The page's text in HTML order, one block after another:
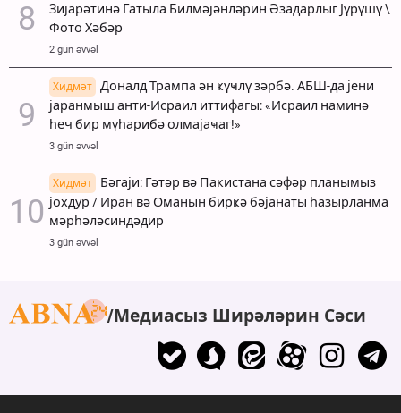
Зијарәтинә Гатыла Билмәјәнләрин Әзадарлыг Јүрүшү \
Фото Хәбәр
2 gün əvvəl
Хидмәт
Доналд Трампа ән ҝүҹлү зәрбә. АБШ-да јени
јаранмыш анти-Исраил иттифагы: «Исраил наминә
һеч бир мүһарибә олмајаҹаг!»
3 gün əvvəl
Хидмәт
Бәгаји: Гәтәр вә Пакистана сәфәр планымыз
јохдур / Иран вә Оманын бирҝә бәјанаты һазырланма
мәрһәләсиндәдир
3 gün əvvəl
Медиасыз Ширәләрин Сәси